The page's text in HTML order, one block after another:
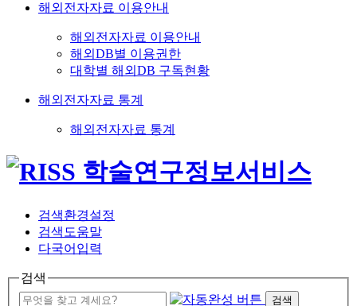
해외전자자료 이용안내
해외전자자료 이용안내
해외DB별 이용권한
대학별 해외DB 구독현황
해외전자자료 통계
해외전자자료 통계
검색환경설정
검색도움말
다국어입력
검색
검색